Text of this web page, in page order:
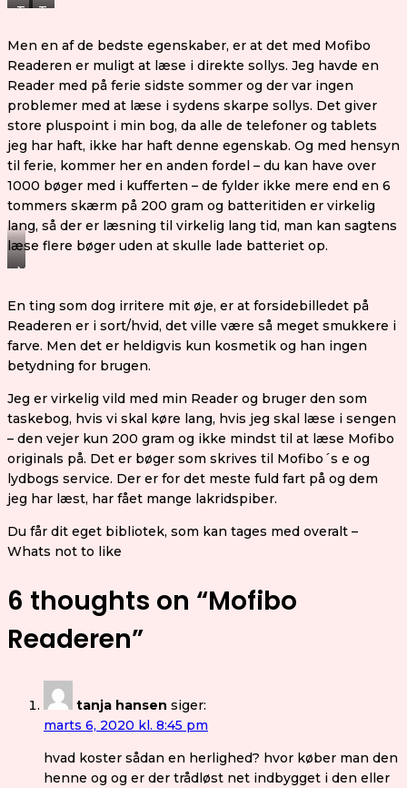
Tryk
midten
=
flere
funktioner
Tryk
orange
knap
=
flere
funktioner
Men en af de bedste egenskaber, er at det med Mofibo
Readeren er muligt at læse i direkte sollys. Jeg havde en
Reader med på ferie sidste sommer og der var ingen
problemer med at læse i sydens skarpe sollys. Det giver
store pluspoint i min bog, da alle de telefoner og tablets
jeg har haft, ikke har haft denne egenskab. Og med hensyn
til ferie, kommer her en anden fordel – du kan have over
1000 bøger med i kufferten – de fylder ikke mere end en 6
tommers skærm på 200 gram og batteritiden er virkelig
lang, så der er læsning til virkelig lang tid, man kan sagtens
læse flere bøger uden at skulle lade batteriet op.
Man
læse
i
solen
En ting som dog irritere mit øje, er at forsidebilledet på
Readeren er i sort/hvid, det ville være så meget smukkere i
farve. Men det er heldigvis kun kosmetik og han ingen
betydning for brugen.
Jeg er virkelig vild med min Reader og bruger den som
taskebog, hvis vi skal køre lang, hvis jeg skal læse i sengen
– den vejer kun 200 gram og ikke mindst til at læse Mofibo
originals på. Det er bøger som skrives til Mofibo´s e og
lydbogs service. Der er for det meste fuld fart på og dem
jeg har læst, har fået mange lakridspiber.
Du får dit eget bibliotek, som kan tages med overalt –
Whats not to like
6 thoughts on “Mofibo
Readeren”
tanja hansen siger:
marts 6, 2020 kl. 8:45 pm
hvad koster sådan en herlighed? hvor køber man den
henne og og er der trådløst net indbygget i den eller